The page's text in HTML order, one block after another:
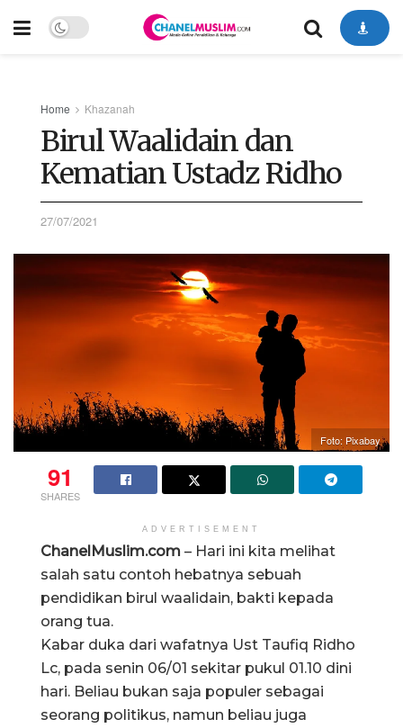
Home Khazanah
Birul Waalidain dan
Kematian Ustadz Ridho
27/07/2021
Foto: Pixabay
91
SHARES
ADVERTISEMENT
ChanelMuslim.com – Hari ini kita melihat
salah satu contoh hebatnya sebuah
pendidikan birul waalidain, bakti kepada
orang tua.
Kabar duka dari wafatnya Ust Taufiq Ridho
Lc, pada senin 06/01 sekitar pukul 01.10 dini
hari. Beliau bukan saja populer sebagai
seorang politikus, namun beliau juga